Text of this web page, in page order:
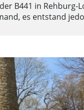
B441 in
es entstand